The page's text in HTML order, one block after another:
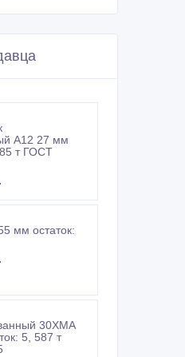
А12 27 мм
т ГОСТ
мм остаток:
30ХМА
5, 587 т